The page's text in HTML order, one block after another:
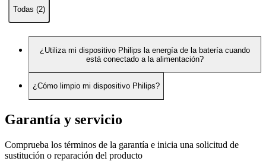
Todas (2)
¿Utiliza mi dispositivo Philips la energía de la batería cuando
está conectado a la alimentación?
¿Cómo limpio mi dispositivo Philips?
Garantía y servicio
Comprueba los términos de la garantía e inicia una solicitud de
sustitución o reparación del producto